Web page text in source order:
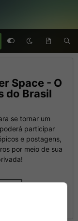
Space - O
do Brasil
se tornar um
participar
e postagens,
por meio de sua